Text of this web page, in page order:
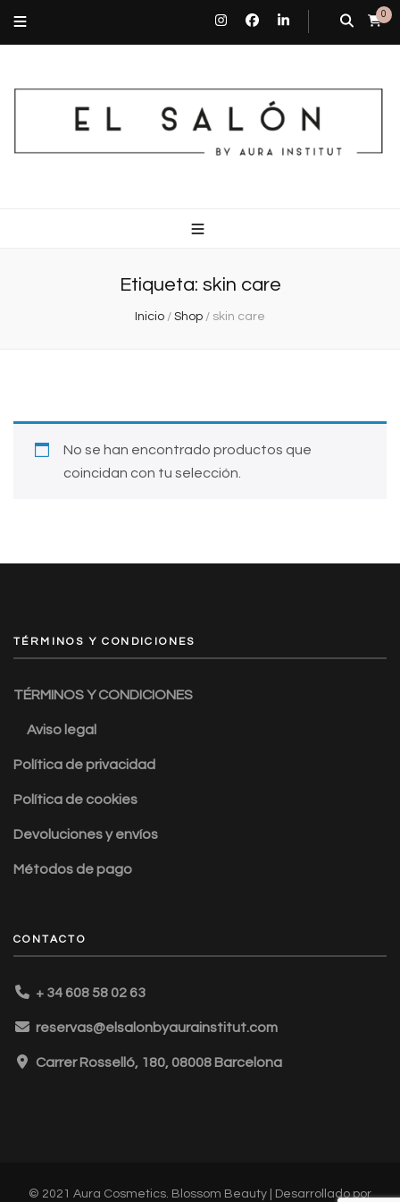
0
Etiqueta: skin care
Inicio / Shop / skin care
No se han encontrado productos que
coincidan con tu selección.
TÉRMINOS Y CONDICIONES
TÉRMINOS Y CONDICIONES
Aviso legal
Política de privacidad
Política de cookies
Devoluciones y envíos
Métodos de pago
CONTACTO
+ 34 608 58 02 63
reservas@elsalonbyaurainstitut.com
Carrer Rosselló, 180, 08008 Barcelona
© 2021 Aura Cosmetics. Blossom Beauty | Desarrollado por